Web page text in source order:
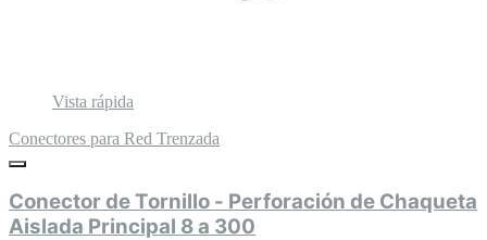
Vista rápida
Conectores para Red Trenzada
Conector de Tornillo - Perforación de Chaqueta
Aislada Principal 8 a 300